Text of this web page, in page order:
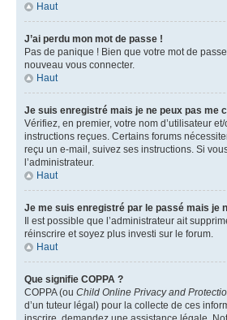
Haut
J’ai perdu mon mot de passe !
Pas de panique ! Bien que votre mot de
nouveau vous connecter.
Haut
Je suis enregistré mais je ne peux pas me
Vérifiez, en premier, votre nom d’utilisateur
instructions reçues. Certains forums
reçu un e-mail, suivez ses instructions. Si
l’administrateur.
Haut
Je me suis enregistré par le passé mais je
Il est possible que l’administrateur ait
réinscrire et soyez plus investi sur le forum.
Haut
Que signifie COPPA ?
COPPA (ou Child Online Privacy and
d’un tuteur légal) pour la collecte de ces